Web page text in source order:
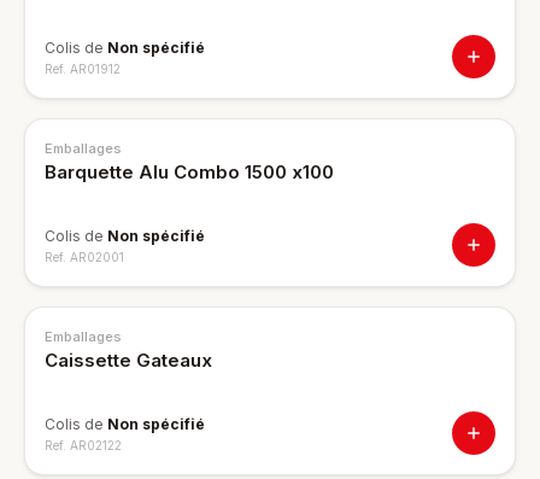
Colis de Non spécifié
Ref. AR01912
Emballages
Barquette Alu Combo 1500 x100
Colis de Non spécifié
Ref. AR02001
Emballages
Caissette Gateaux
Colis de Non spécifié
Ref. AR02122